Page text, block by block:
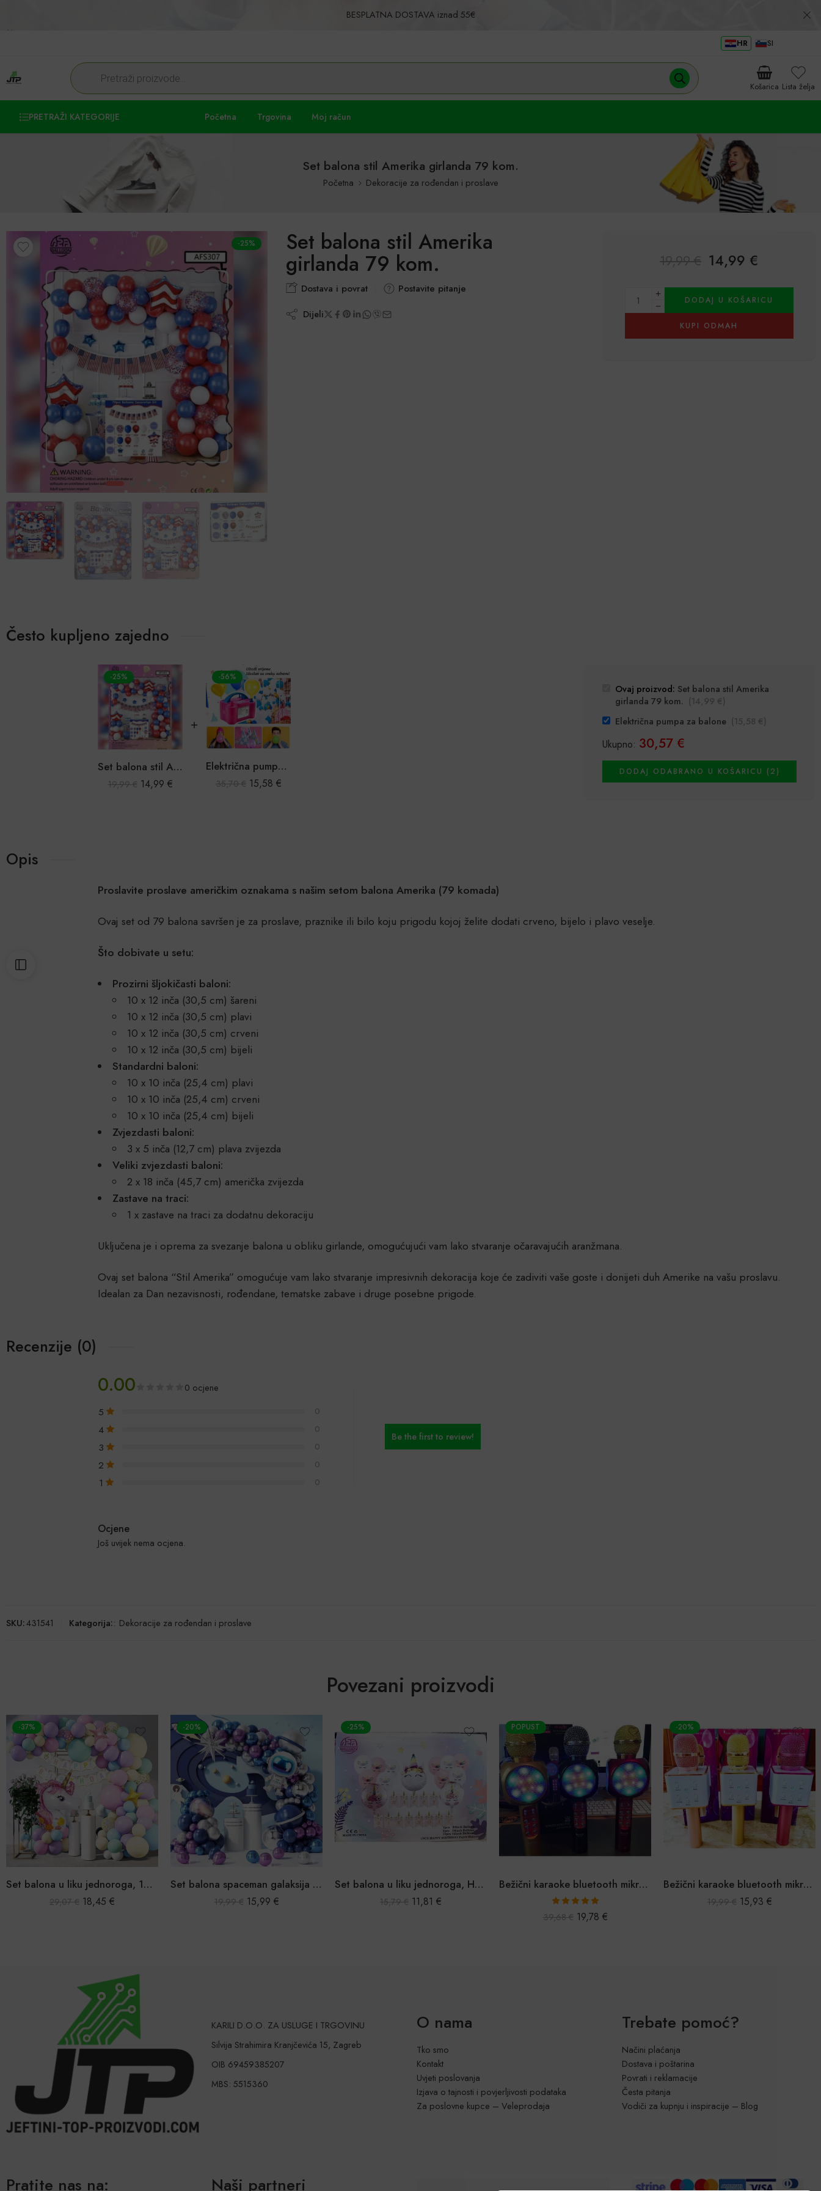
BESPLATNA DOSTAVA iznad 55€
HR SI
Košarica Lista želja
PRETRAŽI KATEGORIJE Početna Trgovina Moj račun
Set balona stil Amerika girlanda 79 kom.
Početna Dekoracije za rođendan i proslave
-25% Set balona stil Amerika
girlanda 79 kom.
Dostava i povrat Postavite pitanje
Dijeli
19,99€ 14,99 €
DODAJ U KOŠARICU
KUPI ODMAH
Alternative:
Često kupljeno zajedno
-25%
Set balona stil Amerika girlanda 79 kom.
19,99€ 14,99 €
-56%
Električna pumpa za balone
35,70€ 15,58 €
Ovaj proizvod: Set balona stil Amerika
girlanda 79 kom. (14,99 €)
Električna pumpa za balone (15,58 €)
Ukupno: 30,57 €
DODAJ ODABRANO U KOŠARICU (2)
Opis
Proslavite proslave američkim oznakama s našim setom balona Amerika (79 komada)
Ovaj set od 79 balona savršen je za proslave, praznike ili bilo koju prigodu kojoj želite dodati crveno, bijelo i plavo veselje.
Što dobivate u setu:
Prozirni šljokičasti baloni:
10 x 12 inča (30,5 cm) šareni
10 x 12 inča (30,5 cm) plavi
10 x 12 inča (30,5 cm) crveni
10 x 12 inča (30,5 cm) bijeli
Standardni baloni:
10 x 10 inča (25,4 cm) plavi
10 x 10 inča (25,4 cm) crveni
10 x 10 inča (25,4 cm) bijeli
Zvjezdasti baloni:
3 x 5 inča (12,7 cm) plava zvijezda
Veliki zvjezdasti baloni:
2 x 18 inča (45,7 cm) američka zvijezda
Zastave na traci:
1 x zastave na traci za dodatnu dekoraciju
Uključena je i oprema za svezanje balona u obliku girlande, omogućujući vam lako stvaranje očaravajućih aranžmana.
Ovaj set balona “Stil Amerika” omogućuje vam lako stvaranje impresivnih dekoracija koje će zadiviti vaše goste i donijeti duh Amerike na vašu proslavu.
Idealan za Dan nezavisnosti, rođendane, tematske zabave i druge posebne prigode.
Recenzije (0)
0.00 0 ocjene
5 0
4 0
3 0
2 0
1 0
Be the first to review!
Ocjene
Još uvijek nema ocjena.
SKU:431541 Kategorija:: Dekoracije za rođendan i proslave
Povezani proizvodi
-37%
Set balona u liku jednoroga, 140 kom
29,07€ 18,45 €
-20%
Set balona spaceman galaksija girlanda 135 kom.
19,99€ 15,99 €
-25%
Set balona u liku jednoroga, Happy Birthday
15,79€ 11,81 €
POPUST
Bežični karaoke bluetooth mikrofon
Ocijenjeno
5.00 od 5
39,68€ 19,78 €
-20%
Bežični karaoke bluetooth mikrofon
19,99€ 15,93 €
KARILI D.O.O. ZA USLUGE I TRGOVINU
Silvija Strahimira Kranjčevića 15, Zagreb
OIB 69459385207
MBS: 5515360
O nama
Tko smo
Kontakt
Uvjeti poslovanja
Izjava o tajnosti i povjerljivosti podataka
Za poslovne kupce – Veleprodaja
Trebate pomoć?
Načini plaćanja
Dostava i poštarina
Povrati i reklamacije
Česta pitanja
Vodiči za kupnju i inspiracije – Blog
Pratite nas na: Naši partneri